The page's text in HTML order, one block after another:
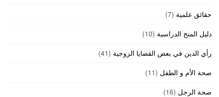
حقائق علمية (7)
دليل المنح الدراسية (10)
رأي الدين في بعض القضايا الزوجية (41)
صحة الأم و الطفل (11)
صحة الرجل (16)